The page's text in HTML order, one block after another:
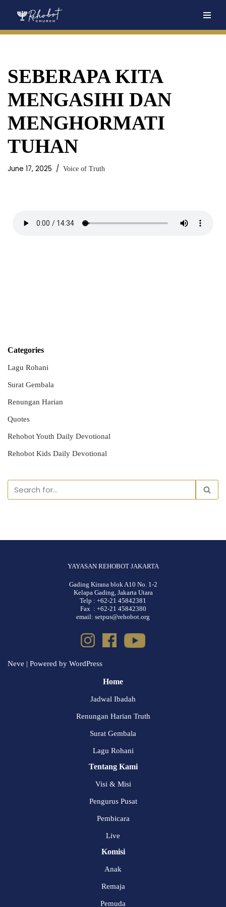
SEBERAPA KITA
MENGASIHI DAN
MENGHORMATI
TUHAN
June 17, 2025 Voice of Truth
Categories
Lagu Rohani
Surat Gembala
Renungan Harian
Quotes
Rehobot Youth Daily Devotional
Rehobot Kids Daily Devotional
YAYASAN REHOBOT JAKARTA
Gading Kirana blok A10 No. 1-2
Kelapa Gading, Jakarta Utara
Telp : +62-21 45842381
Fax : +62-21 45842380
email: setpus@rehobot.org
Neve | Powered by WordPress
Home
Jadwal Ibadah
Renungan Harian Truth
Surat Gembala
Lagu Rohani
Tentang Kami
Visi & Misi
Pengurus Pusat
Pembicara
Live
Komisi
Anak
Remaja
Pemuda